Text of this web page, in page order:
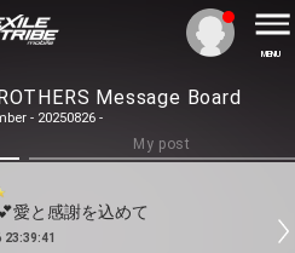
MENU
Message Board
- 20250826 -
My post
愛と感謝を込めて
23:39:41